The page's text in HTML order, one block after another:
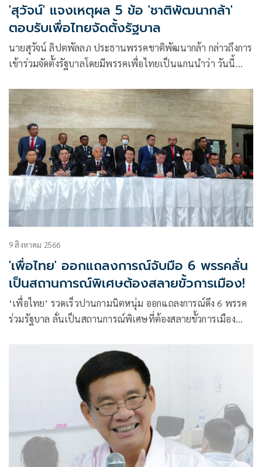
'สุวัจน์' แจงเหตุผล 5 ข้อ 'ชาติพัฒนากล้า'
ตอบรับเพื่อไทยจัดตั้งรัฐบาล
นายสุวัจน์ ลิปตพัลลภ ประธานพรรคชาติพัฒนากล้า กล่าวถึงการ
เข้าร่วมจัดตั้งรัฐบาลโดยมีพรรคเพื่อไทยเป็นแกนนำว่า วันนี้
9 สิงหาคม 2566
'เพื่อไทย' ออกแถลงการณ์จับมือ 6 พรรคลั่น
เป็นสถานการณ์พิเศษต้องสลายขั้วการเมือง!
‘เพื่อไทย’ รวดเร็วปานกามนิตหนุ่ม ออกแถลงการณ์ดึง 6 พรรค
ร่วมรัฐบาล ลั่นเป็นสถานการณ์พิเศษที่ต้องสลายขั้วการเมือง